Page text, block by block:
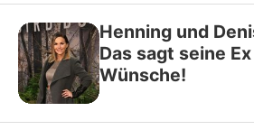
Henning und
Das sagt seine
Wünsche!